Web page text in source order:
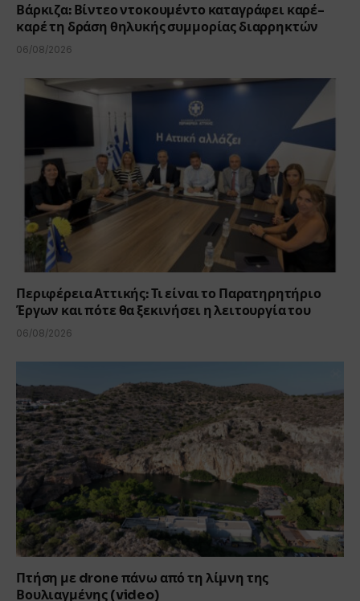
Βάρκιζα: Βίντεο ντοκουμέντο καταγράφει καρέ-
καρέ τη δράση θηλυκής συμμορίας διαρρηκτών
06/08/2026
Περιφέρεια Αττικής: Τι είναι το Παρατηρητήριο
Έργων και πότε θα ξεκινήσει η λειτουργία του
06/08/2026
Πτήση με drone πάνω από τη λίμνη της
Βουλιαγμένης (video)